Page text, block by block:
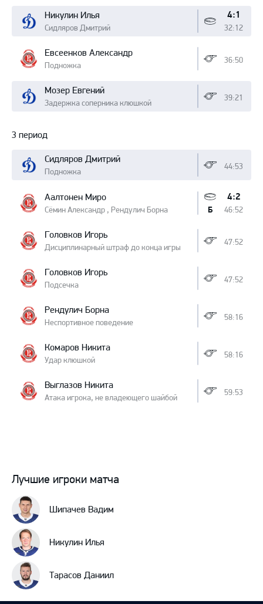
Никулин Илья
Сидляров Дмитрий
4:1
32:12
Евсеенков Александр
Подножка
36:50
Мозер Евгений
Задержка соперника клюшкой
39:21
3 период
Сидляров Дмитрий
Подножка
44:53
Аалтонен Миро
Сёмин Александр , Рендулич Борна
4:2
46:52
Б
Головков Игорь
Дисциплинарный штраф до конца игры
47:52
Головков Игорь
Подсечка
47:52
Рендулич Борна
Неспортивное поведение
58:16
Комаров Никита
Удар клюшкой
58:16
Выглазов Никита
Атака игрока, не владеющего шайбой
59:53
Лучшие игроки матча
Шипачев Вадим
Никулин Илья
Тарасов Даниил